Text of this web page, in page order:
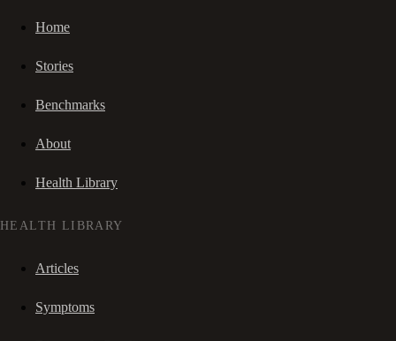
Home
Stories
Benchmarks
About
Health Library
HEALTH LIBRARY
Articles
Symptoms